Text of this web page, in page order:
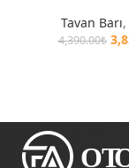
Tavan Barı,
4,390.00₺